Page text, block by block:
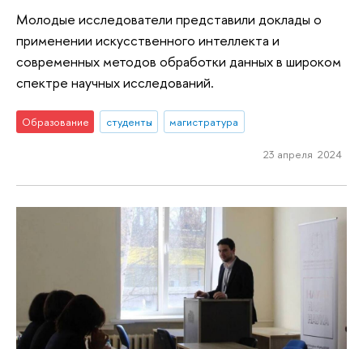
Молодые исследователи представили доклады о
применении искусственного интеллекта и
современных методов обработки данных в широком
спектре научных исследований.
Образование студенты магистратура
23 апреля 2024